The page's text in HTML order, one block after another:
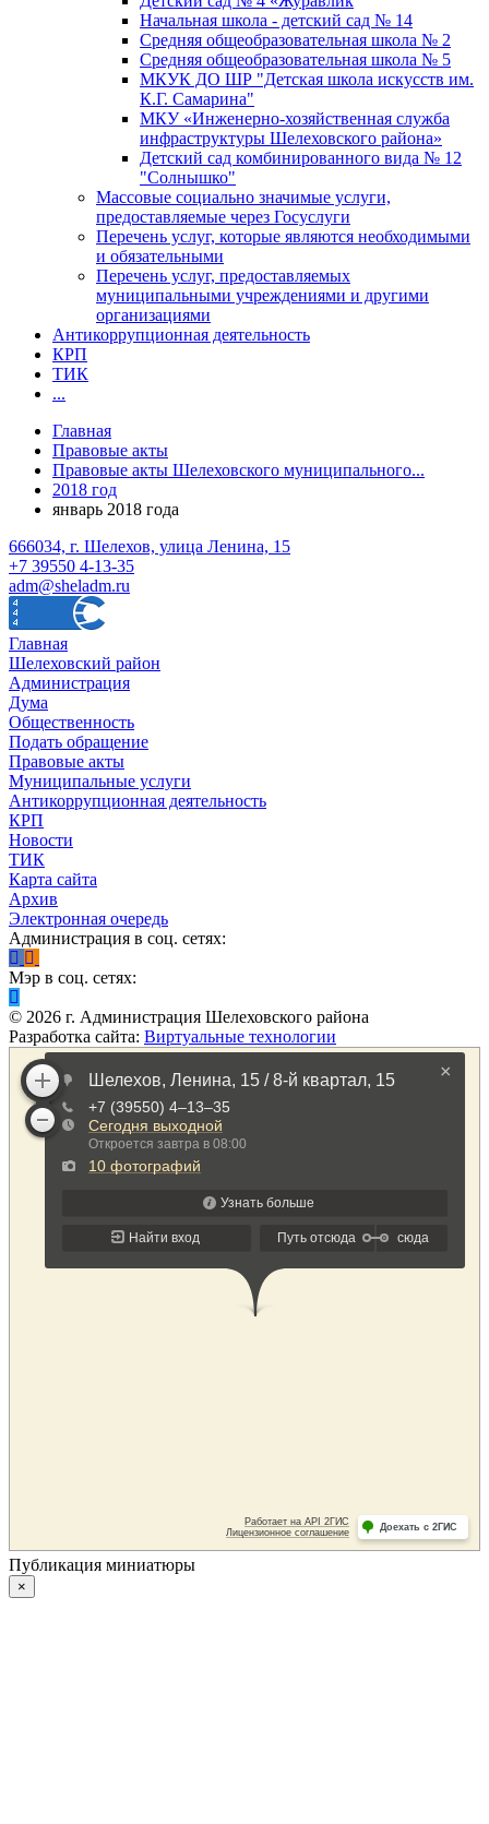
Начальная школа - детский сад № 14
Средняя общеобразовательная школа № 2
Средняя общеобразовательная школа № 5
МКУК ДО ШР "Детская школа искусств им.
К.Г. Самарина"
МКУ «Инженерно-хозяйственная служба
инфраструктуры Шелеховского района»
Детский сад комбинированного вида № 12
"Солнышко"
Массовые социально значимые услуги,
предоставляемые через Госуслуги
Перечень услуг, которые являются необходимыми
и обязательными
Перечень услуг, предоставляемых
муниципальными учреждениями и другими
организациями
Антикоррупционная деятельность
КРП
ТИК
...
Главная
Правовые акты
Правовые акты Шелеховского муниципального...
2018 год
январь 2018 года
666034, г. Шелехов, улица Ленина, 15
+7 39550 4-13-35
adm@sheladm.ru
Главная
Шелеховский район
Администрация
Дума
Общественность
Подать обращение
Правовые акты
Муниципальные услуги
Антикоррупционная деятельность
КРП
Новости
ТИК
Карта сайта
Архив
Электронная очередь
Администрация в соц. сетях:
Мэр в соц. сетях:
© 2026 г. Администрация Шелеховского района
Разработка сайта: Виртуальные технологии
Публикация миниатюры
×